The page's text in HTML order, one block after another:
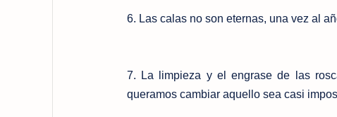
6. Las calas no son eternas, una vez al
7. La limpieza y el engrase de las
queramos cambiar aquello sea casi